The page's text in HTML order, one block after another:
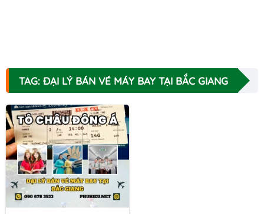
TAG: ĐẠI LÝ BÁN VÉ MÁY BAY TẠI BẮC GIANG